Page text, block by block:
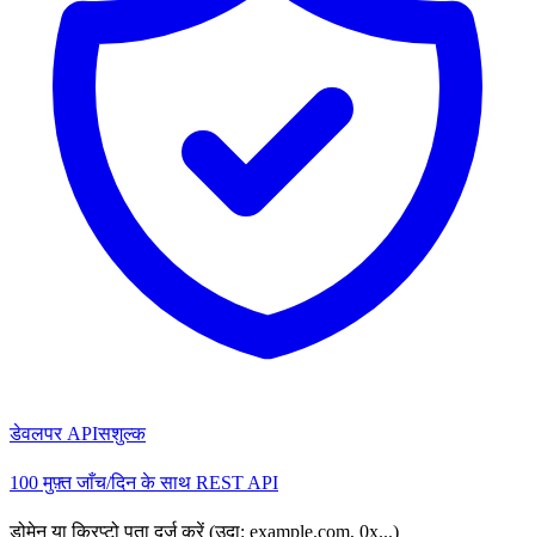
डेवलपर APIसशुल्क
100 मुफ़्त जाँच/दिन के साथ REST API
डोमेन या क्रिप्टो पता दर्ज करें (उदा: example.com, 0x...)